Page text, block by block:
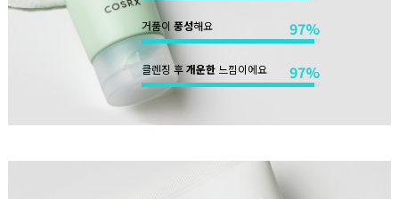
거품이풍성해요 97%
클렌징 후개운한 느낌이에요 97%